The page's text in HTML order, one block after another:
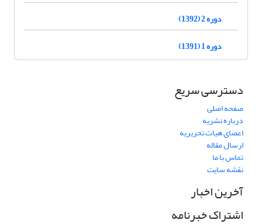
دوره 2 (1392)
دوره 1 (1391)
دسترسی سریع
صفحه اصلی
درباره نشریه
اعضای هیات تحریریه
ارسال مقاله
تماس با ما
نقشه سایت
آخرین اخبار
اشتراک خبرنامه